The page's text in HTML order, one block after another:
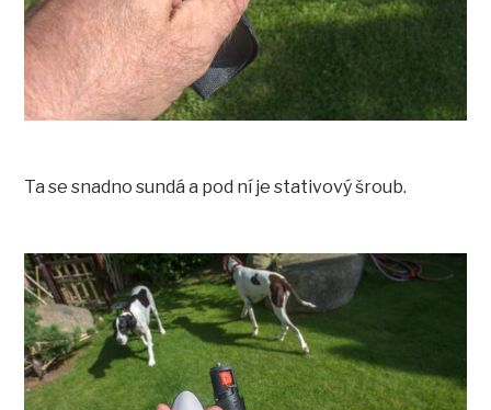
Ta se snadno sundá a pod ní je stativový šroub.